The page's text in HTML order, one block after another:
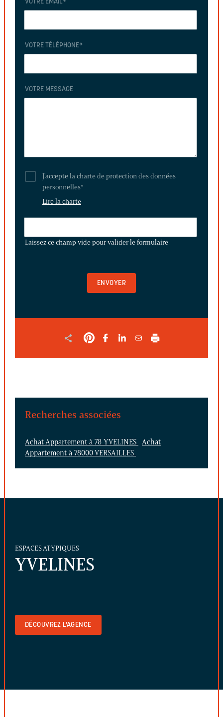
VOTRE EMAIL*
VOTRE TÉLÉPHONE*
VOTRE MESSAGE
J'accepte la charte de protection des données
personnelles*
Lire la charte
CHAMP
Laissez ce champ vide pour valider le formulaire
Recherches associées
Achat Appartement à 78 YVELINES
Achat
Appartement à 78000 VERSAILLES
ESPACES ATYPIQUES
YVELINES
DÉCOUVREZ L'AGENCE